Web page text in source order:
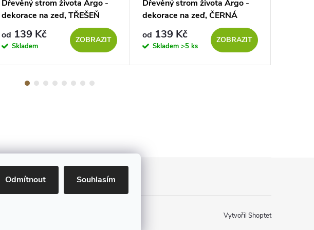
Odmítnout Souhlasím
Dřevěný strom života Argo -
dekorace na zeď, TŘEŠEŇ
od 139 Kč
Skladem
ZOBRAZIT
Dřevěný strom života Argo -
dekorace na zeď, ČERNÁ
od 139 Kč
Skladem >5 ks
ZOBRAZIT
Maestro
Vytvořil Shoptet